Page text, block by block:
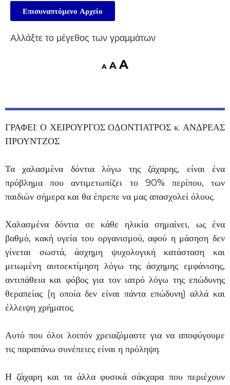
Επισυναπτόμενο Αρχείο
Αλλάξτε το μέγεθος των γραμμάτων
A A A
ΓΡΑΦΕΙ: Ο ΧΕΙΡΟΥΡΓΟΣ ΟΔΟΝΤΙΑΤΡΟΣ κ. ΑΝΔΡΕΑΣ
ΠΡΟΥΝΤΖΟΣ
Τα χαλασμένα δόντια λόγω της ζάχαρης, είναι ένα
πρόβλημα που αντιμετωπίζει το 90% περίπου, των
παιδιών σήμερα και θα έπρεπε να μας απασχολεί όλους.
Χαλασμένα δόντια σε κάθε ηλικία σημαίνει, ως ένα
βαθμό, κακή υγεία του οργανισμού, αφού η μάσηση δεν
γίνεται σωστά, άσχημη ψυχολογική κατάσταση και
μειωμένη αυτοεκτίμηση λόγω της άσχημης εμφάνισης,
αντιπάθεια και φόβος για τον ιατρό λόγω της επώδυνης
θεραπείας (η οποία δεν είναι πάντα επώδυνη) αλλά και
έλλειψη χρήματος.
Αυτό που όλοι λοιπόν χρειαζόμαστε για να αποφύγουμε
τις παραπάνω συνέπειες είναι η πρόληψη.
Η ζάχαρη και τα άλλα φυσικά σάκχαρα που περιέχουν